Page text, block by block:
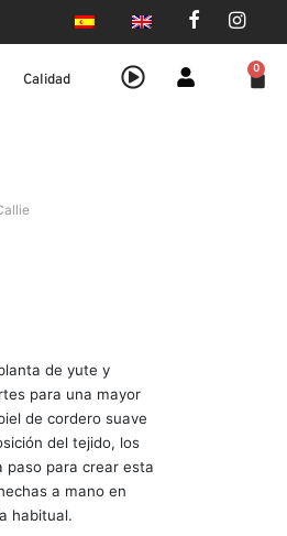
Calidad
0
de yute y
para una mayor
de cordero suave
del tejido, los
paso para crear esta
a mano en
habitual.